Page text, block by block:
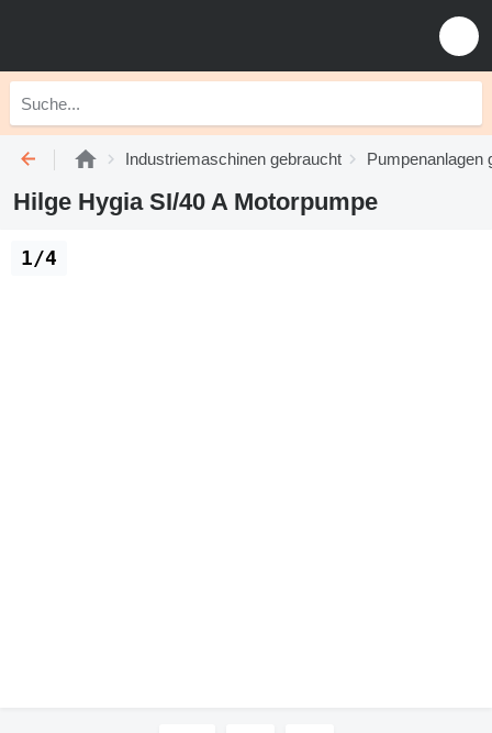
Industriemaschinen gebraucht Pumpenanlagen
Hilge Hygia SI/40 A Motorpumpe
1/4